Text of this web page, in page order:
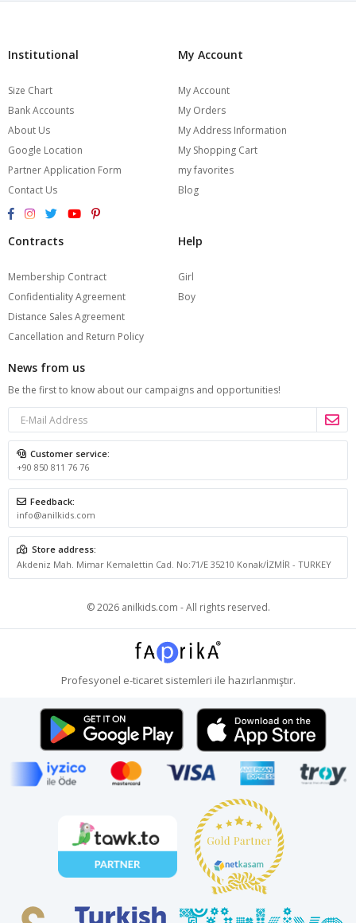
Institutional
Size Chart
Bank Accounts
About Us
Google Location
Partner Application Form
Contact Us
My Account
My Account
My Orders
My Address Information
My Shopping Cart
my favorites
Blog
Contracts
Membership Contract
Confidentiality Agreement
Distance Sales Agreement
Cancellation and Return Policy
Help
Girl
Boy
News from us
Be the first to know about our campaigns and opportunities!
Customer service:
+90 850 811 76 76
Feedback:
info@anilkids.com
Store address:
Akdeniz Mah. Mimar Kemalettin Cad. No:71/E 35210 Konak/İZMİR - TURKEY
© 2026 anilkids.com - All rights reserved.
Profesyonel e-ticaretsistemleri ile hazırlanmıştır.